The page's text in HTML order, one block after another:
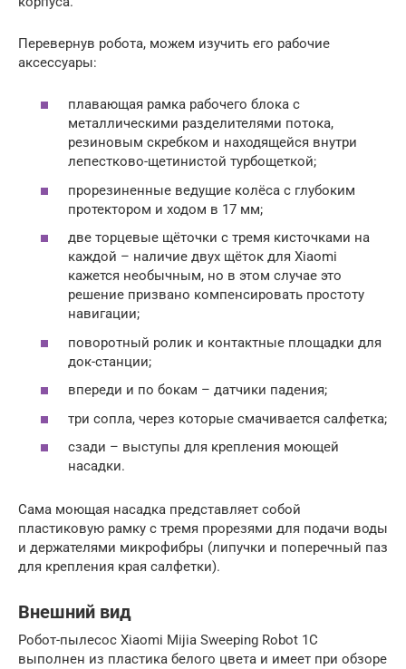
Перевернув робота, можем изучить его рабочие
аксессуары:
плавающая рамка рабочего блока с
металлическими разделителями потока,
резиновым скребком и находящейся внутри
лепестково-щетинистой турбощеткой;
прорезиненные ведущие колёса с глубоким
протектором и ходом в 17 мм;
две торцевые щёточки с тремя кисточками на
каждой – наличие двух щёток для Xiaomi
кажется необычным, но в этом случае это
решение призвано компенсировать простоту
навигации;
поворотный ролик и контактные площадки для
док-станции;
впереди и по бокам – датчики падения;
три сопла, через которые смачивается салфетка;
сзади – выступы для крепления моющей
насадки.
Сама моющая насадка представляет собой
пластиковую рамку с тремя прорезями для подачи воды
и держателями микрофибры (липучки и поперечный паз
для крепления края салфетки).
Внешний вид
Робот-пылесос Xiaomi Mijia Sweeping Robot 1C
выполнен из пластика белого цвета и имеет при обзоре